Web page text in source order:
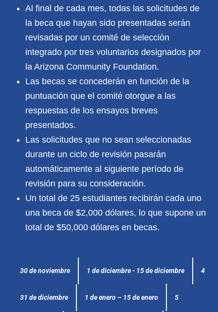
Al final de cada mes, todas las solicitudes de
la beca que hayan sido presentadas serán
revisadas por un comité de selección
integrado por tres voluntarios designados por
la Arizona Community Foundation.
Las becas se concederán en función de la
puntuación que el comité otorgue a las
respuestas de los ensayos breves
presentados.
Las solicitudes que no sean seleccionadas
durante un ciclo de revisión pasarán
automáticamente al siguiente período de
revisión para su consideración.
Un total de 25 estudiantes recibirán cada uno
una beca de $2,000 dólares, lo que supone un
total de $50,000 dólares en becas.
30 de noviembre 1 de diciembre - 15 de diciembre 4
31 de diciembre 1 de enero – 15 de enero 5